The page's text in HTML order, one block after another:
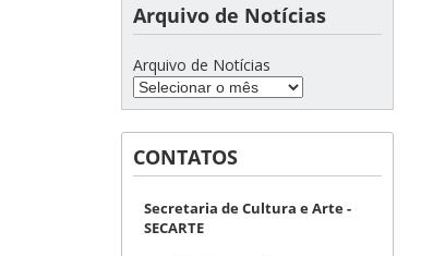
Arquivo de Notícias
Arquivo de Notícias
CONTATOS
Secretaria de Cultura e Arte -
SECARTE